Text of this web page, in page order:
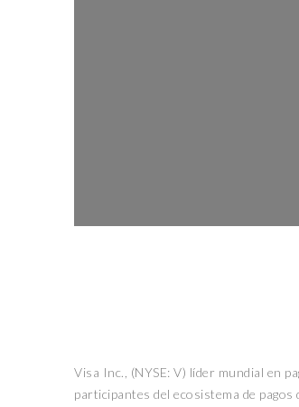
Visa Inc., (NYSE: V) líder mundial en
participantes del ecosistema de